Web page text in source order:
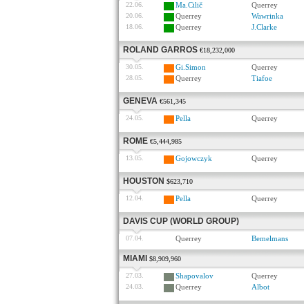
22.06. Ma.Cilič Querrey
20.06. Querrey Wawrinka
18.06. Querrey J.Clarke
ROLAND GARROS €18,232,000
30.05. Gi.Simon Querrey
28.05. Querrey Tiafoe
GENEVA €561,345
24.05. Pella Querrey
ROME €5,444,985
13.05. Gojowczyk Querrey
HOUSTON $623,710
12.04. Pella Querrey
DAVIS CUP (WORLD GROUP)
07.04. Querrey Bemelmans
MIAMI $8,909,960
27.03. Shapovalov Querrey
24.03. Querrey Albot